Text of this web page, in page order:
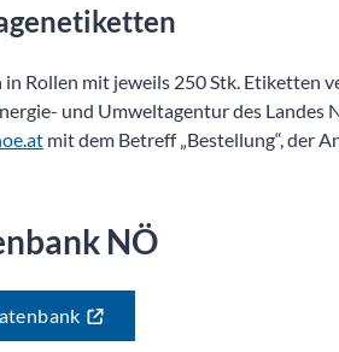
in Rollen mit jeweils 250 Stk. Etiketten
und Umweltagentur des Landes
mit dem Betreff „Bestellung“, der
NÖ